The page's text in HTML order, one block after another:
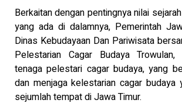
Berkaitan dengan pentingnya nilai
yang ada di dalamnya, Pemerintah
Dinas Kebudayaan Dan Pariwisata
Pelestarian Cagar Budaya
tenaga pelestari cagar budaya, yang
dan menjaga kelestarian cagar budaya
sejumlah tempat di Jawa Timur.